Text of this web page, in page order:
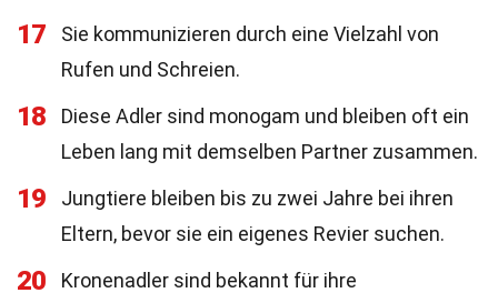
17
Sie kommunizieren durch eine Vielzahl von
Rufen und Schreien.
18
Diese Adler sind monogam und bleiben oft ein
Leben lang mit demselben Partner zusammen.
19
Jungtiere bleiben bis zu zwei Jahre bei ihren
Eltern, bevor sie ein eigenes Revier suchen.
20
Kronenadler sind bekannt für ihre